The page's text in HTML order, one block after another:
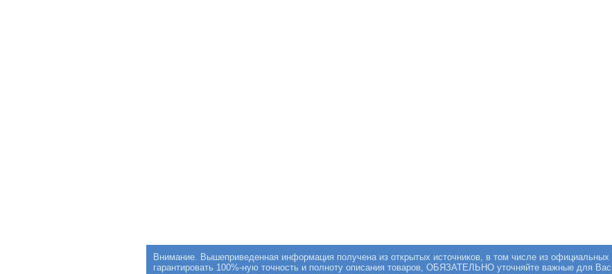
Внимание. Вышеприведенная информация получена из открытых источников, в том числе из
гарантировать 100%-ную точность и полноту описания товаров, ОБЯЗАТЕЛЬНО уточняйте важные для